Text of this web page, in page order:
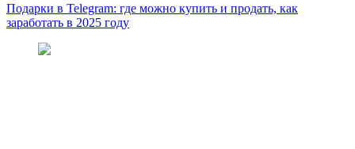
Подарки в Telegram: где можно купить и продать, как
заработать в 2025 году